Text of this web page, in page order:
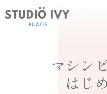
マシン
はじ